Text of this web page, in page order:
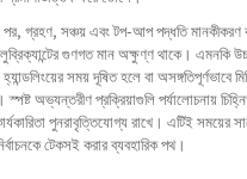
পর, গ্রহণ, সঞ্চয় এবং টপ-আপ পদ্ধতি
গুণগত মান অক্ষুণ্ণ থাকে। এমনকি
সময় দূষিত হলে বা অসঙ্গতিপূর্ণভাবে
স্পষ্ট অভ্যন্তরীণ প্রক্রিয়াগুলি পর্যালোচনায়
পুনরাবৃত্তিযোগ্য রাখে। এটিই সময়ের
টেকসই করার ব্যবহারিক পথ।